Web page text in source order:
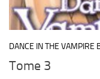
DANCE IN THE VAMPIRE
Tome 3